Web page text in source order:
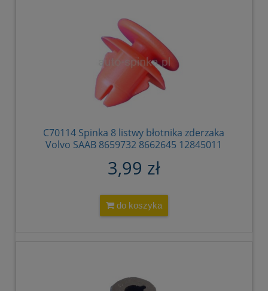
C70114 Spinka 8 listwy błotnika zderzaka
Volvo SAAB 8659732 8662645 12845011
3,99 zł
do koszyka